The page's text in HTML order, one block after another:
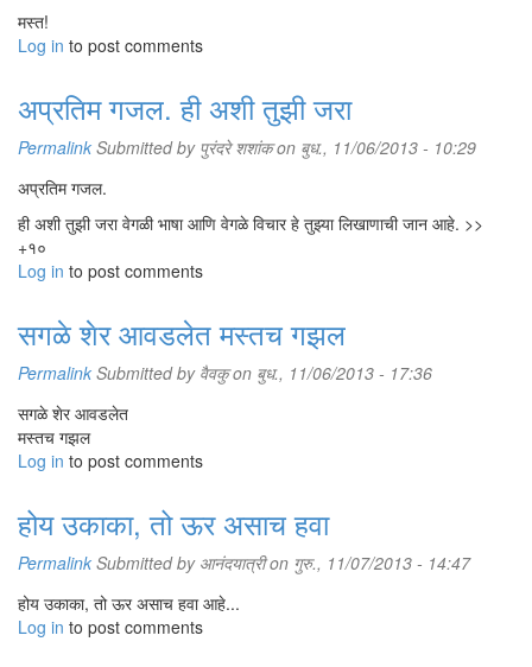
मस्त!
Log in to post comments
अप्रतिम गजल. ही अशी तुझी जरा
Permalink Submitted by पुरंदरे शशांकon बुध., 11/06/2013 - 10:29
अप्रतिम गजल.
ही अशी तुझी जरा वेगळी भाषा आणि वेगळे विचार हे तुझ्या लिखाणाची जान आहे. >>
+१०
Log in to post comments
सगळे शेर आवडलेत मस्तच गझल
Permalink Submitted by वैवकुon बुध., 11/06/2013 - 17:36
सगळे शेर आवडलेत
मस्तच गझल
Log in to post comments
होय उकाका, तो ऊर असाच हवा
Permalink Submitted by आनंदयात्रीon गुरु., 11/07/2013 - 14:47
होय उकाका, तो ऊर असाच हवा आहे...
Log in to post comments